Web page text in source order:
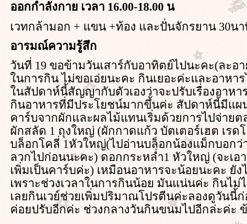
ออกกำลังกาย เวลา 16.00-18.00 น
เวทกล้ามอก + แขน +ท้อง และปั่นจักรยาน 30น
อารมณ์ความรู้สึก
วันที่ 19 ขอข้ามวันเสาร์กับอาทิตย์ไปนะคะ(ละอ
นการกิน ไม่ขอเอ่ยนะคะ กินเยอะค่ะและอาหาร
นสัปดาห์นี้สัญญากับตัวเองว่าจะปรับเรื่องอาหา
กินอาหารที่มีประโยชน์มากขึ้นค่ะ สัปดาห์นี้มีแผ
คาร์บจากผักและผลไม้แทนเริ่มด้วยการไปจ่ายต
ผักสลัด 1 ถุงใหญ่ (ผักกาดแก้ว บัตเตอร์เฮต เรด
บล็อกโคลี่ 1หัวใหญ่(ไปอ่านบล็อกน้องแม็กบอก
ลวกไปก่อนนะคะ) ดอกกระหล่ำ1 หัวใหญ่ (จะเอ
เพิ่มเป็นคาร์บค่ะ) เหมือนอาหารจะน้อยนะคะ ยั
เพราะช่วงเวลาในการกินน้อย มันแน่นค่ะ กินไ
เลยกินเวย์ช่วยเพิ่มปริมาณโปรตีนค่ะลองดูวันนี้
ค่อยปรับอีกค่ะ ช่วงกลางวันกินขนมไปอีกล่ะค่ะ